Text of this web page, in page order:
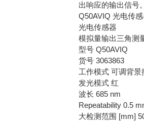
出响应的输出信号
Q50AVIQ 光电传
光电传感器
模拟量输出三角测
型号 Q50AVIQ
货号 3063863
工作模式 可调背
发光模式 红
波长 685 nm
Repeatability 0.5
大检测范围 [mm]